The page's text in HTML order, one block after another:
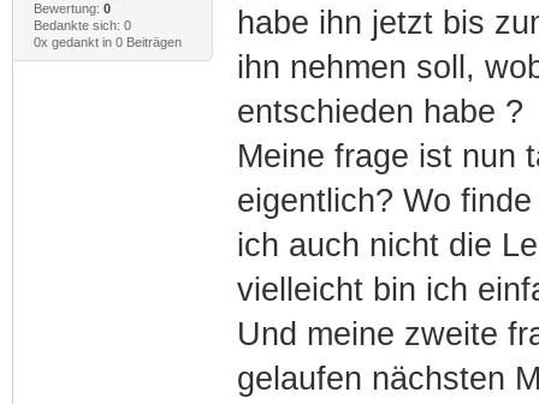
Bewertung: 0
Bedankte sich: 0
0x gedankt in 0 Beiträgen
habe ihn jetzt bis
ihn nehmen soll,
entschieden habe ?
Meine frage ist nun
eigentlich? Wo
ich auch nicht die
vielleicht bin ich
Und meine zweite
gelaufen nächsten